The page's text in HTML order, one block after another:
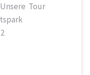
Tour